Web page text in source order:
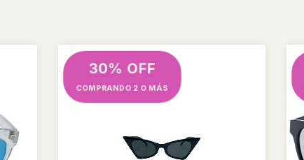
30% OFF
COMPRANDO 2 O MÁS